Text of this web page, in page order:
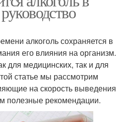
алкоголь сохраняется в
его влияния на организм.
для медицинских, так и для
статье мы рассмотрим
на скорость выведения
полезные рекомендации.